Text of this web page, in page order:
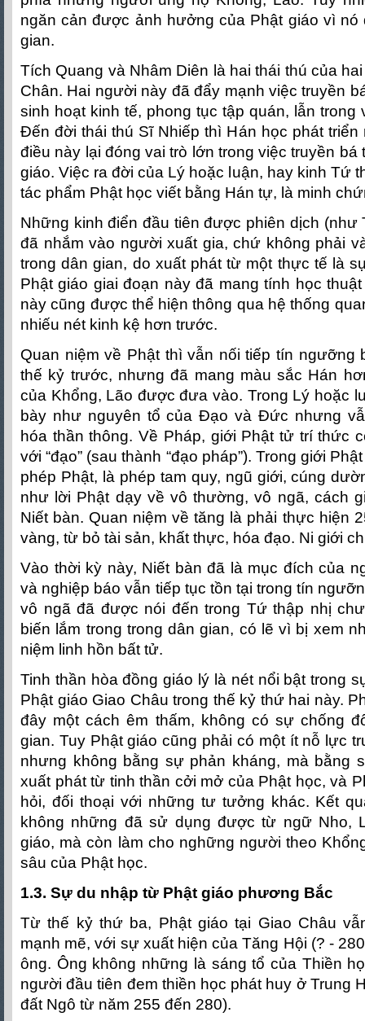
ngăn cản được ảnh hưởng của Phật giáo vì nó
gian.
Tích Quang và Nhâm Diên là hai thái thú của
Chân. Hai người này đã đẩy mạnh việc truyền
sinh hoạt kinh tế, phong tục tập quán, lẫn trong
Đến đời thái thú Sĩ Nhiếp thì Hán học phát
điều này lại đóng vai trò lớn trong việc truyền
giáo. Việc ra đời của Lý hoặc luận, hay kinh Tứ
tác phẩm Phật học viết bằng Hán tự, là minh
Những kinh điển đầu tiên được phiên dịch
đã nhắm vào người xuất gia, chứ không phải
trong dân gian, do xuất phát từ một thực tế là
Phật giáo giai đoạn này đã mang tính học
này cũng được thể hiện thông qua hệ thống
nhiếu nét kinh kệ hơn trước.
Quan niệm về Phật thì vẫn nối tiếp tín ngưỡng
thế kỷ trước, nhưng đã mang màu sắc Hán
của Khổng, Lão được đưa vào. Trong Lý hoặc
bày như nguyên tổ của Đạo và Đức nhưng
hóa thần thông. Về Pháp, giới Phật tử trí thức
với “đạo” (sau thành “đạo pháp”). Trong giới
phép Phật, là phép tam quy, ngũ giới, cúng
như lời Phật dạy về vô thường, vô ngã, cách
Niết bàn. Quan niệm về tăng là phải thực hiện
vàng, từ bỏ tài sản, khất thực, hóa đạo. Ni giới
Vào thời kỳ này, Niết bàn đã là mục đích của
và nghiệp báo vẫn tiếp tục tồn tại trong tín
vô ngã đã được nói đến trong Tứ thập nhị
biến lắm trong trong dân gian, có lẽ vì bị xem
niệm linh hồn bất tử.
Tinh thần hòa đồng giáo lý là nét nổi bật trong
Phật giáo Giao Châu trong thế kỷ thứ hai này.
đây một cách êm thấm, không có sự chống
gian. Tuy Phật giáo cũng phải có một ít nỗ lực
nhưng không bằng sự phản kháng, mà bằng
xuất phát từ tinh thần cởi mở của Phật học, và
hỏi, đối thoại với những tư tưởng khác. Kết
không những đã sử dụng được từ ngữ Nho,
giáo, mà còn làm cho nghững người theo
sâu của Phật học.
1.3. Sự du nhập từ Phật giáo phương Bắc
Từ thế kỷ thứ ba, Phật giáo tại Giao Châu
mạnh mẽ, với sự xuất hiện của Tăng Hội (? -
ông. Ông không những là sáng tổ của Thiền
người đầu tiên đem thiền học phát huy ở Trung
đất Ngô từ năm 255 đến 280).